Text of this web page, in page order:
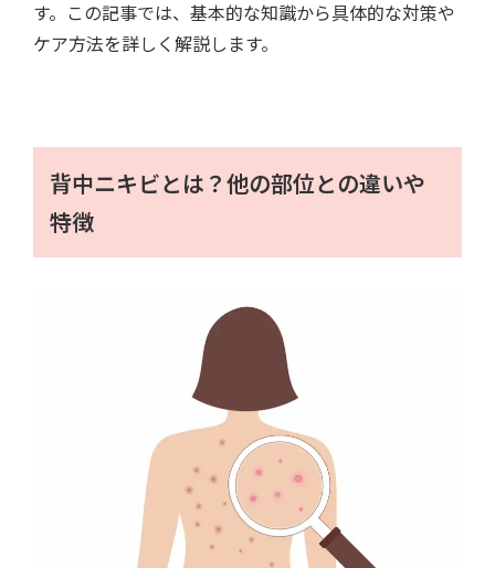
す。この記事では、基本的な知識から具体的な対策や
ケア方法を詳しく解説します。
背中ニキビとは？他の部位との違いや
特徴